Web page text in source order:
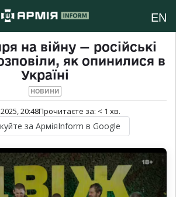
EN
на війну — російські
як опинилися в
Україні
НОВИНИ
20:48Прочитаєте за: < 1 хв.
за АрміяInform в Google